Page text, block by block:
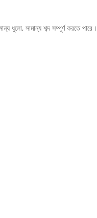
ধুলো, সামান্য শব্দ সম্পূর্ণ করতে পারে।